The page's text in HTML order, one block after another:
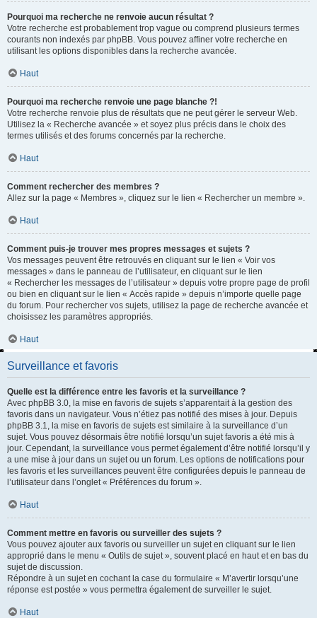
Pourquoi ma recherche ne renvoie aucun résultat ?
Votre recherche est probablement trop vague ou comprend plusieurs termes
courants non indexés par phpBB. Vous pouvez affiner votre recherche en
utilisant les options disponibles dans la recherche avancée.
Haut
Pourquoi ma recherche renvoie une page blanche ?!
Votre recherche renvoie plus de résultats que ne peut gérer le serveur Web.
Utilisez la « Recherche avancée » et soyez plus précis dans le choix des
termes utilisés et des forums concernés par la recherche.
Haut
Comment rechercher des membres ?
Allez sur la page « Membres », cliquez sur le lien « Rechercher un membre ».
Haut
Comment puis-je trouver mes propres messages et sujets ?
Vos messages peuvent être retrouvés en cliquant sur le lien « Voir vos
messages » dans le panneau de l’utilisateur, en cliquant sur le lien
« Rechercher les messages de l’utilisateur » depuis votre propre page de profil
ou bien en cliquant sur le lien « Accès rapide » depuis n’importe quelle page
du forum. Pour rechercher vos sujets, utilisez la page de recherche avancée et
choisissez les paramètres appropriés.
Haut
Surveillance et favoris
Quelle est la différence entre les favoris et la surveillance ?
Avec phpBB 3.0, la mise en favoris de sujets s’apparentait à la gestion des
favoris dans un navigateur. Vous n’étiez pas notifié des mises à jour. Depuis
phpBB 3.1, la mise en favoris de sujets est similaire à la surveillance d’un
sujet. Vous pouvez désormais être notifié lorsqu’un sujet favoris a été mis à
jour. Cependant, la surveillance vous permet également d’être notifié lorsqu’il y
a une mise à jour dans un sujet ou un forum. Les options de notifications pour
les favoris et les surveillances peuvent être configurées depuis le panneau de
l’utilisateur dans l’onglet « Préférences du forum ».
Haut
Comment mettre en favoris ou surveiller des sujets ?
Vous pouvez ajouter aux favoris ou surveiller un sujet en cliquant sur le lien
approprié dans le menu « Outils de sujet », souvent placé en haut et en bas du
sujet de discussion.
Répondre à un sujet en cochant la case du formulaire « M’avertir lorsqu’une
réponse est postée » vous permettra également de surveiller le sujet.
Haut